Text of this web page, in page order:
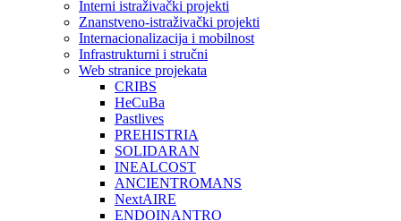
Interni istraživački projekti
Znanstveno-istraživački projekti
Internacionalizacija i mobilnost
Infrastrukturni i stručni
Web stranice projekata
CRIBS
HeCuBa
Pastlives
PREHISTRIA
SOLIDARAN
INEALCOST
ANCIENTROMANS
NextAIRE
ENDOINANTRO